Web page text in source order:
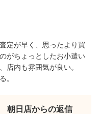
定が早く、思ったより買
がちょっとしたお小遣い
店内も雰囲気が良い。
。
朝日店からの返信